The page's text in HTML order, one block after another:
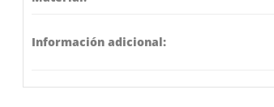
Información adicional: